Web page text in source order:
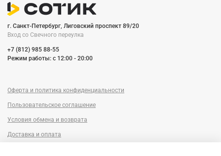
г. Санкт-Петербург, Лиговский проспект 89/20
Вход со Cвечного переулка
+7 (812) 985 88-55
Режим работы: c 12:00 - 20:00
Оферта и политика конфиденциальности
Пользовательское соглашение
Условия обмена и возврата
Доставка и оплата